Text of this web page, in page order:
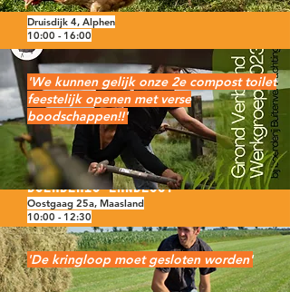
Druisdijk 4, Alphen
10:00 - 16:00
Roel van Buuren
Boerderij Landlust
Oostgaag 25a, Maasland
10:00 - 12:30
'We kunnen gelijk onze 2e compost toilet
feestelijk openen met verse
boodschappen!!'
'De kringloop moet gesloten worden'